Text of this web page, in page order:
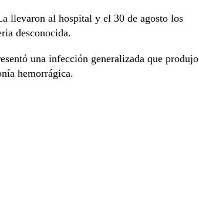
llevaron al hospital y el 30 de agosto los
desconocida.
una infección generalizada que produjo
hemorrágica.